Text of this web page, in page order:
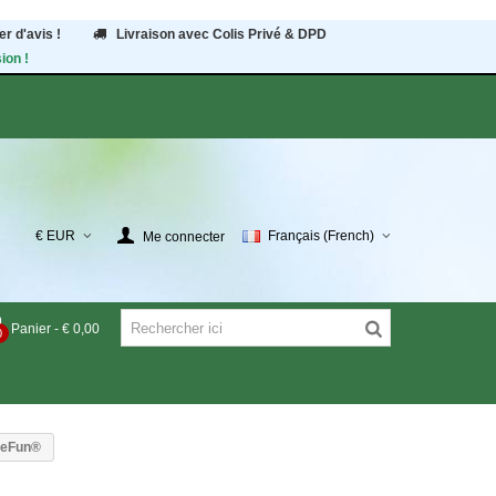
d'avis !
Livraison avec Colis Privé & DPD
!
€ EUR Me connecter Français (French)
Panier - € 0,00